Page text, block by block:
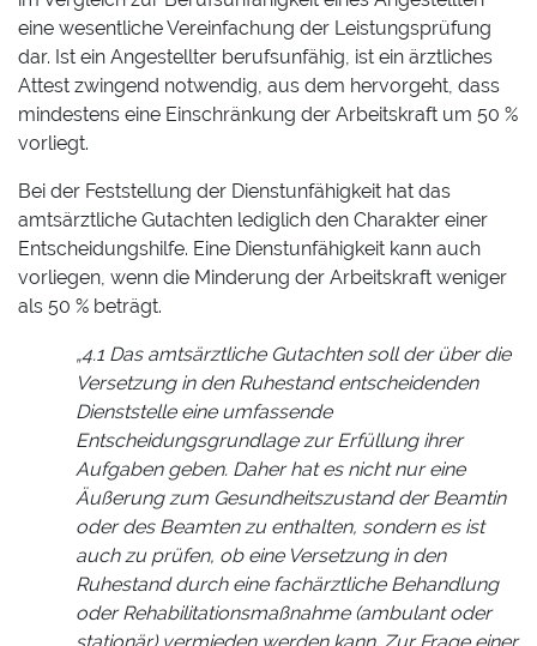
eine wesentliche Vereinfachung der Leistungsprüfung
dar. Ist ein Angestellter berufsunfähig, ist ein ärztliches
Attest zwingend notwendig, aus dem hervorgeht, dass
mindestens eine Einschränkung der Arbeitskraft um 50 %
vorliegt.
Bei der Feststellung der Dienstunfähigkeit hat das
amtsärztliche Gutachten lediglich den Charakter einer
Entscheidungshilfe. Eine Dienstunfähigkeit kann auch
vorliegen, wenn die Minderung der Arbeitskraft weniger
als 50 % beträgt.
„4.1 Das amtsärztliche Gutachten soll der über die
Versetzung in den Ruhestand entscheidenden
Dienststelle eine umfassende
Entscheidungsgrundlage zur Erfüllung ihrer
Aufgaben geben. Daher hat es nicht nur eine
Äußerung zum Gesundheitszustand der Beamtin
oder des Beamten zu enthalten, sondern es ist
auch zu prüfen, ob eine Versetzung in den
Ruhestand durch eine fachärztliche Behandlung
oder Rehabilitationsmaßnahme (ambulant oder